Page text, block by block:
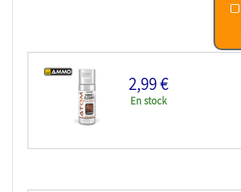
2,99 €
En stock